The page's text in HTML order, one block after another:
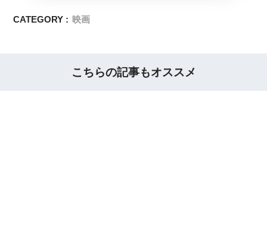
CATEGORY : 映画
こちらの記事もオススメ